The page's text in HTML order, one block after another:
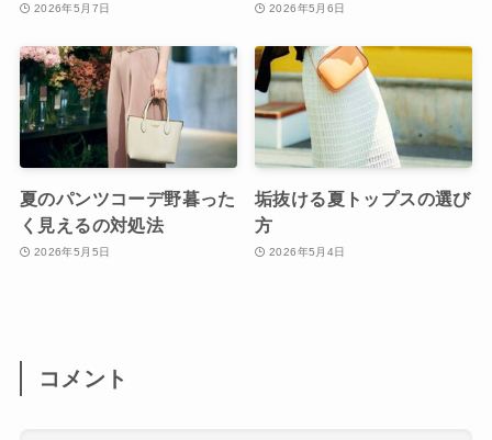
2026年5月7日 2026年5月6日
夏のパンツコーデ野暮った
く見えるの対処法
2026年5月5日
垢抜ける夏トップスの選び
方
2026年5月4日
コメント